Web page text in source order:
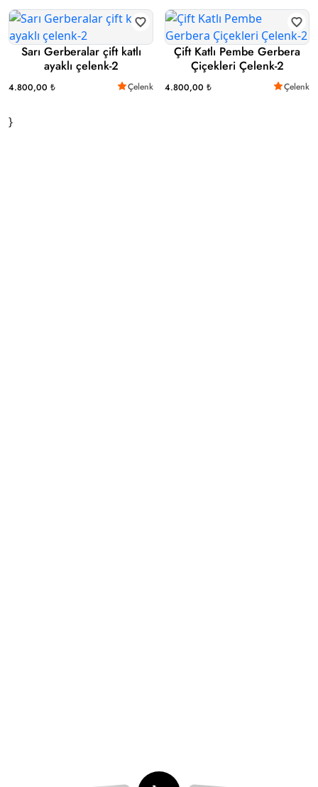
Sarı Gerberalar çift katlı
ayaklı çelenk-2
4.800,00 ₺ Çelenk
Çift Katlı Pembe Gerbera
Çiçekleri Çelenk-2
4.800,00 ₺ Çelenk
}